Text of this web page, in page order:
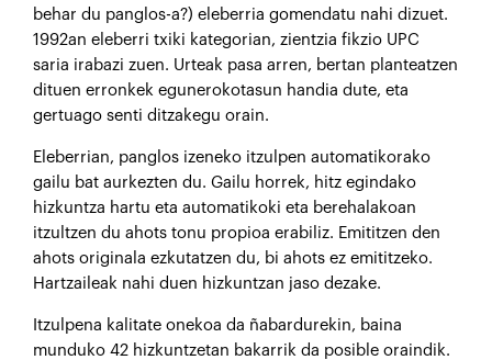
behar du panglos-a?) eleberria gomendatu nahi dizuet.
1992an eleberri txiki kategorian, zientzia fikzio UPC
saria irabazi zuen. Urteak pasa arren, bertan planteatzen
dituen erronkek egunerokotasun handia dute, eta
gertuago senti ditzakegu orain.
Eleberrian, panglos izeneko itzulpen automatikorako
gailu bat aurkezten du. Gailu horrek, hitz egindako
hizkuntza hartu eta automatikoki eta berehalakoan
itzultzen du ahots tonu propioa erabiliz. Emititzen den
ahots originala ezkutatzen du, bi ahots ez emititzeko.
Hartzaileak nahi duen hizkuntzan jaso dezake.
Itzulpena kalitate onekoa da ñabardurekin, baina
munduko 42 hizkuntzetan bakarrik da posible oraindik.